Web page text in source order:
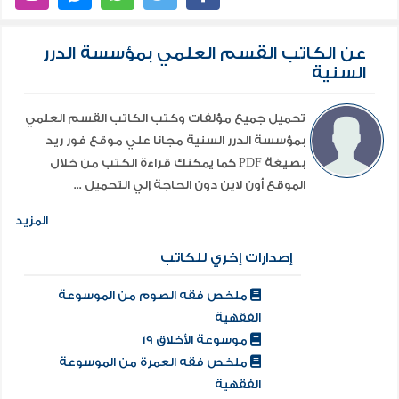
الحبشى نزيل حمص كعب الاحبار نزيل حمص ابو مسلم
الخولانى نزيل داريا ابو ادريس الخولانى عابد اهل الشام
وقاضى دمشق راشد بن سعد الحميرى القاسم بن عبد
الرحمن فقيه دمشق عبد الله بن عامر اليحصبي ميمون
بن مهران ابو ايوب المزيد داخل الكتاب.... .
عن الكاتب القسم العلمي بمؤسسة الدرر
السنية
تحميل جميع مؤلفات وكتب الكاتب القسم العلمي
بمؤسسة الدرر السنية مجانا علي موقع فور ريد
بصيغة PDF كما يمكنك قراءة الكتب من خلال
الموقع أون لاين دون الحاجة إلي التحميل ...
المزيد
إصدارات إخري للكاتب
ملخص فقه الصوم من الموسوعة
الفقهية
موسوعة الأخلاق 19
ملخص فقه العمرة من الموسوعة
الفقهية